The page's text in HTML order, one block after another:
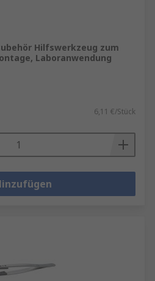
Hilfswerkzeug zum
Laboranwendung
6,11 €/Stück